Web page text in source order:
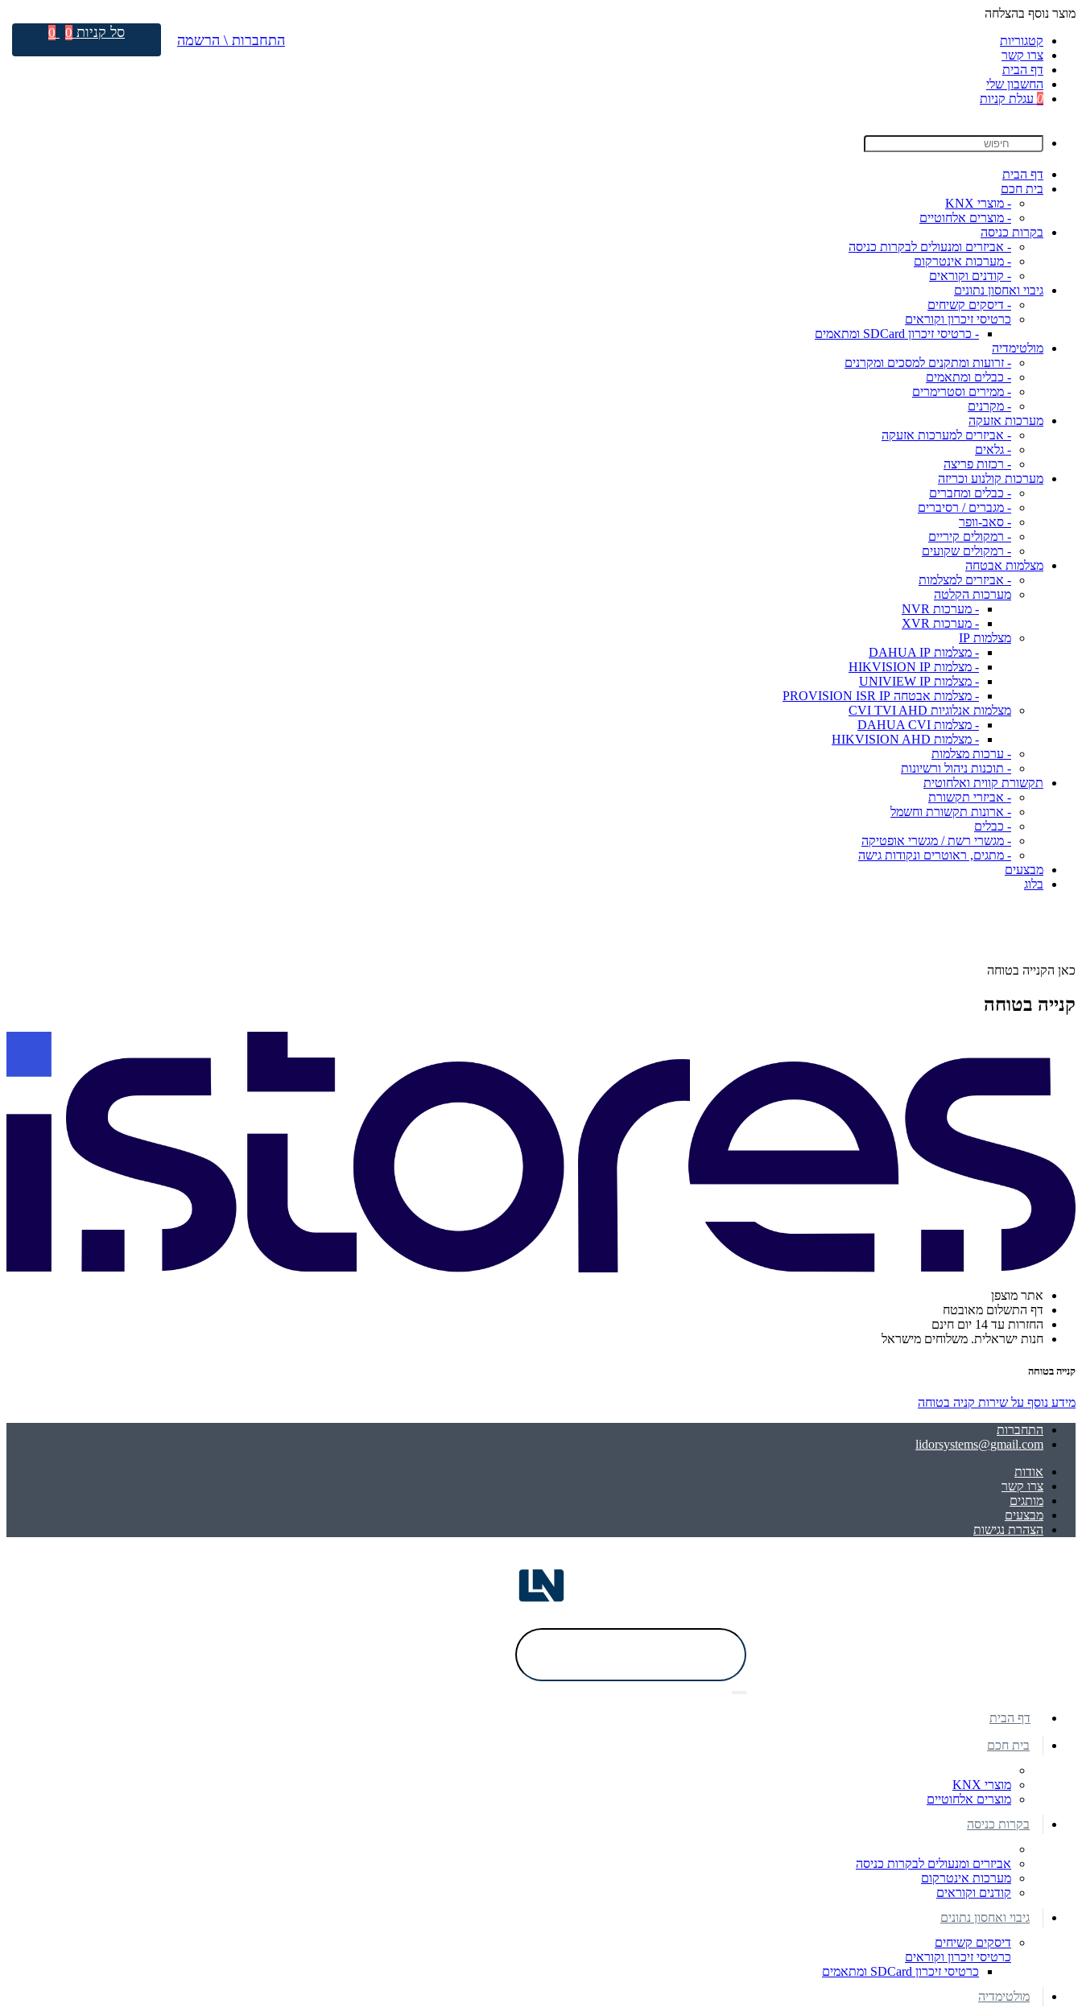
מוצר נוסף בהצלחה
קטגוריות
צרו קשר
דף הבית
החשבון שלי
0 עגלת קניות
דף הבית
בית חכם
- מוצרי KNX
- מוצרים אלחוטיים
בקרות כניסה
- אביזרים ומנעולים לבקרות כניסה
- מערכות אינטרקום
- קודנים וקוראים
גיבוי ואחסון נתונים
- דיסקים קשיחים
כרטיסי זיכרון וקוראים
- כרטיסי זיכרון SDCard ומתאמים
מולטימדיה
- זרועות ומתקנים למסכים ומקרנים
- כבלים ומתאמים
- ממירים וסטרימרים
- מקרנים
מערכות אזעקה
- אביזרים למערכות אזעקה
- גלאים
- רכזות פריצה
מערכות קולנוע וכריזה
- כבלים ומחברים
- מגברים / רסיברים
- סאב-וופר
- רמקולים קיריים
- רמקולים שקועים
מצלמות אבטחה
- אביזרים למצלמות
מערכות הקלטה
- מערכות NVR
- מערכות XVR
מצלמות IP
- מצלמות DAHUA IP
- מצלמות HIKVISION IP
- מצלמות UNIVIEW IP
- מצלמות אבטחה PROVISION ISR IP
מצלמות אנלוגיות CVI TVI AHD
- מצלמות DAHUA CVI
- מצלמות HIKVISION AHD
- ערכות מצלמות
- תוכנות ניהול ורשיונות
תקשורת קווית ואלחוטית
- אביזרי תקשורת
- ארונות תקשורת וחשמל
- כבלים
- מגשרי רשת / מגשרי אופטיקה
- מתגים, ראוטרים ונקודות גישה
מבצעים
בלוג
כאן הקנייה בטוחה
קנייה בטוחה
אתר מוצפן
דף התשלום מאובטח
החזרות עד 14 יום חינם
חנות ישראלית. משלוחים מישראל
קנייה בטוחה
מידע נוסף על שירות קניה בטוחה
התחברות
lidorsystems@gmail.com
אודות
צרו קשר
מותגים
מבצעים
הצהרת נגישות
התחברות \ הרשמה סל קניות 0
0
דף הבית
בית חכם
מוצרי KNX
מוצרים אלחוטיים
בקרות כניסה
אביזרים ומנעולים לבקרות כניסה
מערכות אינטרקום
קודנים וקוראים
גיבוי ואחסון נתונים
דיסקים קשיחים
כרטיסי זיכרון וקוראים
כרטיסי זיכרון SDCard ומתאמים
מולטימדיה